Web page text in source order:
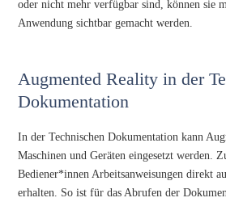
oder nicht mehr verfügbar sind, können sie
Anwendung sichtbar gemacht werden.
Augmented Reality in der
Dokumentation
In der Technischen Dokumentation kann
Maschinen und Geräten eingesetzt werden.
Bediener*innen Arbeitsanweisungen direkt
erhalten. So ist für das Abrufen der